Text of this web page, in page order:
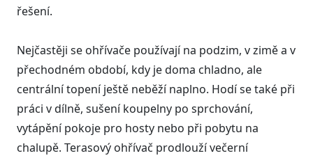
řešení.
Nejčastěji se ohřívače používají na podzim, v zimě a v
přechodném období, kdy je doma chladno, ale
centrální topení ještě neběží naplno. Hodí se také při
práci v dílně, sušení koupelny po sprchování,
vytápění pokoje pro hosty nebo při pobytu na
chalupě. Terasový ohřívač prodlouží večerní